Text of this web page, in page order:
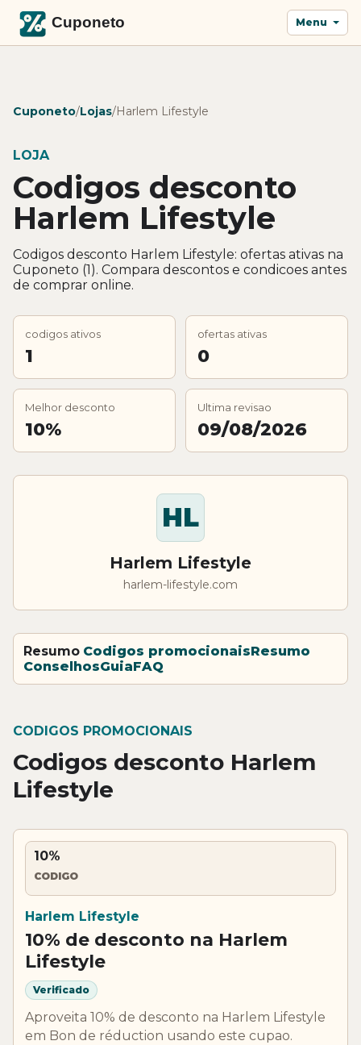
Menu
Cuponeto/Lojas/Harlem Lifestyle
LOJA
Codigos desconto
Harlem Lifestyle
Codigos desconto Harlem Lifestyle: ofertas ativas na
Cuponeto (1). Compara descontos e condicoes antes
de comprar online.
codigos ativos
1
ofertas ativas
0
Melhor desconto
10%
Ultima revisao
09/08/2026
HL
Harlem Lifestyle
harlem-lifestyle.com
Resumo Codigos promocionaisResumo
ConselhosGuiaFAQ
CODIGOS PROMOCIONAIS
Codigos desconto Harlem
Lifestyle
10%
CODIGO
Harlem Lifestyle
10% de desconto na Harlem
Lifestyle
Verificado
Aproveita 10% de desconto na Harlem Lifestyle
em Bon de réduction usando este cupao.